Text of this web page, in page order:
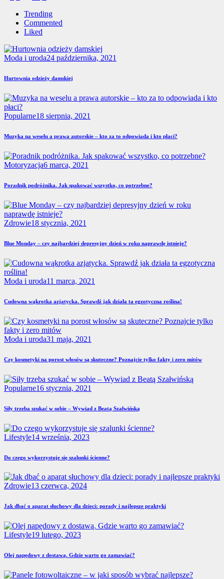
wpisów
Trending
Commented
Liked
Moda i uroda24 października, 2021
Hurtownia odzieży damskiej
Popularne18 sierpnia, 2021
Muzyka na weselu a prawa autorskie – kto za to odpowiada i kto płaci?
Motoryzacja6 marca, 2021
Poradnik podróżnika. Jak spakować wszystko, co potrzebne?
Zdrowie18 stycznia, 2021
Blue Monday – czy najbardziej depresyjny dzień w roku naprawdę istnieje?
Moda i uroda11 marca, 2021
Cudowna wąkrotka azjatycka. Sprawdź jak działa ta egzotyczna roślina!
Moda i uroda31 maja, 2021
Czy kosmetyki na porost włosów są skuteczne? Poznajcie tylko fakty i zero mitów
Popularne16 stycznia, 2021
Siły trzeba szukać w sobie – Wywiad z Beatą Szałwińską
Lifestyle14 września, 2023
Do czego wykorzystuje się szalunki ścienne?
Zdrowie13 czerwca, 2024
Jak dbać o aparat słuchowy dla dzieci: porady i najlepsze praktyki
Lifestyle19 lutego, 2023
Olej napędowy z dostawą. Gdzie warto go zamawiać?